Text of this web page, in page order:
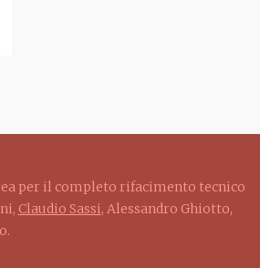
per il completo rifacimento tecnico
Claudio Sassi, Alessandro Ghiotto,